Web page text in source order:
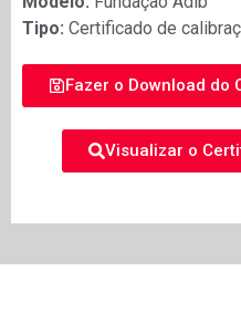
Tipo: Certificado de
Fazer o Download do
Visualizar o